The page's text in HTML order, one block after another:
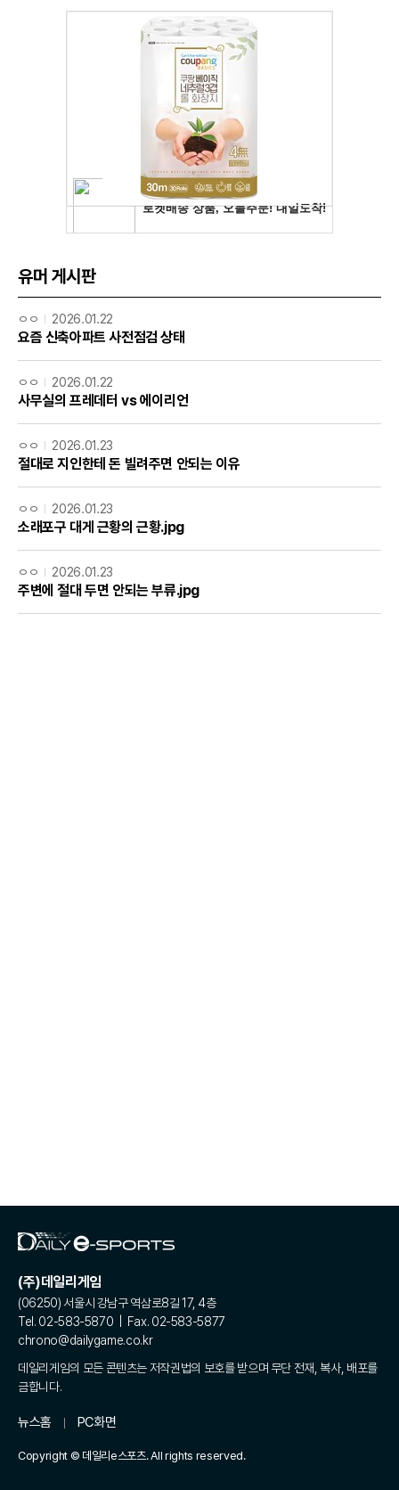
유머 게시판
ㅇㅇ 2026.01.22
요즘 신축아파트 사전점검 상태
ㅇㅇ 2026.01.22
사무실의 프레데터 vs 에이리언
ㅇㅇ 2026.01.23
절대로 지인한테 돈 빌려주면 안되는 이유
ㅇㅇ 2026.01.23
소래포구 대게 근황의 근황.jpg
ㅇㅇ 2026.01.23
주변에 절대 두면 안되는 부류.jpg
(주)데일리게임
(06250) 서울시 강남구 역삼로8길 17, 4층
Tel. 02-583-5870 | Fax. 02-583-5877
chrono@dailygame.co.kr
데일리게임의 모든 콘텐츠는 저작권법의 보호를 받으며 무단 전재, 복사, 배포를
금합니다.
뉴스홈 PC화면
Copyright © 데일리e스포츠. All rights reserved.